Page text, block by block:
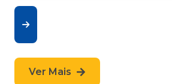
Ver Mais